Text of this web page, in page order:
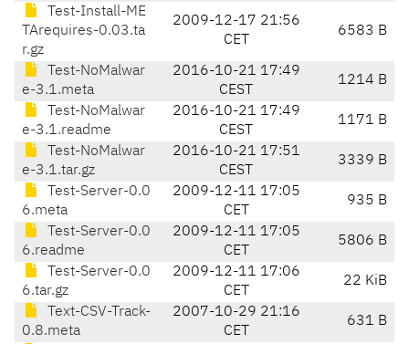
Test-Install-ME
TArequires-0.03.ta
r.gz
2009-12-17 21:56
CET
6583 B
Test-NoMalwar
e-3.1.meta
2016-10-21 17:49
CEST
1214 B
Test-NoMalwar
e-3.1.readme
2016-10-21 17:49
CEST
1171 B
Test-NoMalwar
e-3.1.tar.gz
2016-10-21 17:51
CEST
3339 B
Test-Server-0.0
6.meta
2009-12-11 17:05
CET
935 B
Test-Server-0.0
6.readme
2009-12-11 17:05
CET
5806 B
Test-Server-0.0
6.tar.gz
2009-12-11 17:06
CET
22 KiB
Text-CSV-Track-
0.8.meta
2007-10-29 21:16
CET
631 B